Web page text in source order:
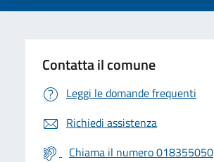
Contatta il comune
Leggi le domande frequenti
Richiedi assistenza
Chiama il numero 018355050